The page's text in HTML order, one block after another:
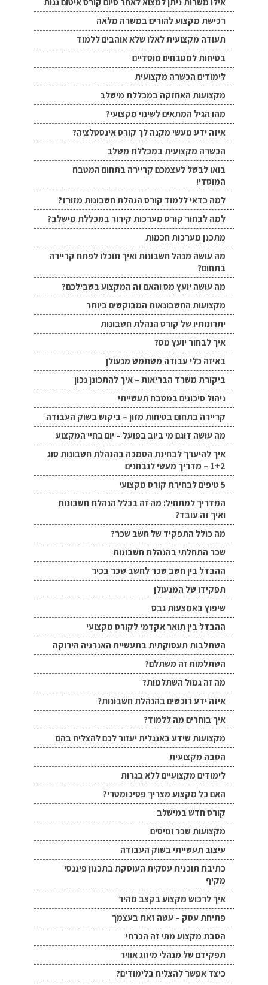
רכישת מקצוע להורים במשרה מלאה
תעודה מקצועית לאלו שלא אוהבים ללמוד
בטיחות למטבחים מוסדיים
לימודים הכשרה מקצועית
מקצועות האחזקה במכללת מישלב
מהו הגיל המתאים לשינוי מקצועי?
איזה ידע מעשי מקנה לך קורס אינסטלציה?
הכשרה מקצועית במכללת משלב
בואו לבשל לעצמכם קריירה בתחום המטבח
המוסדי!
למה כדאי ללמוד קורס הנהלת חשבונות מזורז?
למה לבחור קורס מערכות קירור במכללת מישלב?
מתכנן מערכות חכמות
מה עושה מנהל חשבונות ואיך תוכלו לפתח קריירה
בתחום?
מה עושה יועץ מס והאם זה המקצוע בשבילכם?
מקצועות החשבונאות המבוקשים ביותר
יתרונותיו של קורס הנהלת חשבונות
איך לבחור יועץ מס?
באיזה כלי עבודה משתמש מנעולן
ביקורת משרד הבריאות – איך להתכונן נכון
ניהול סיכונים במטבח תעשייתי
קריירה בתחום בטיחות מזון – ביקוש בשוק העבודה
מה עושה דוגם מי ביוב בפועל – יום בחיי המקצוע
איך להיערך לבחינת הסמכה בהנהלת חשבונות סוג
1+2 – מדריך מעשי לנבחנים
5 טיפים לבחירת קורס מקצועי
המדריך למתחיל: מה זה בכלל הנהלת חשבונות
ואיך זה עובד?
מה כולל התפקיד של חשב שכר?
שכר התחלתי בהנהלת חשבונות
ההבדל בין חשב שכר לחשב שכר בכיר
תפקידו של המנעולן
שיפוץ באמצעות גבס
ההבדל בין תואר אקדמי לקורס מקצועי
השתלבות תעסוקתית בתעשיית האנרגיה הירוקה
השתלמות זה משתלם?
מה זה גמול השתלמות?
איזה ידע רוכשים בהנהלת חשבונות?
איך בוחרים מה ללמוד?
מקצועות שידע באנגלית יעזור לכם להצליח בהם
הסבה מקצועית
לימודים מקצועיים ללא בגרות
האם כל מקצוע מצריך פסיכומטרי?
קורס חדש במישלב
מקצועות שכר ומיסים
עיצוב תעשייתי בשוק העבודה
כתיבת תוכנית עסקית העוסקת בתכנון פיננסי
מקיף
איך לרכוש מקצוע בקצב מהיר
פתיחת עסק – עשה זאת בעצמך
הסבת מקצוע מתי זה הכרחי
תפקידם של מנהלי מיזוג אוויר
כיצד אפשר להצליח בלימודים?